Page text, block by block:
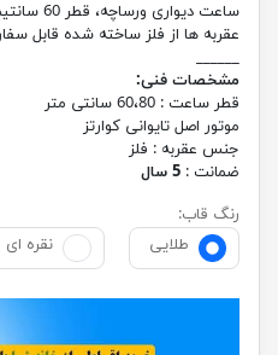
ساعت
عقربه ها از فلز ساخته شده قابل
______
مشخصات فنی:
قطر ساعت : 60،80 سانتی متر
موتور اصل تایوانی کوارتز
جنس عقربه : فلز
ضمانت : 5 سال
رنگ قاب:
طلایی
نقره ای